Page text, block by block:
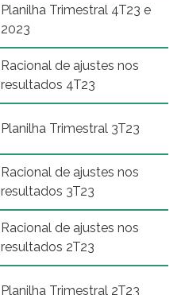
Planilha Trimestral 4T23 e
2023
Racional de ajustes nos
resultados 4T23
Planilha Trimestral 3T23
Racional de ajustes nos
resultados 3T23
Racional de ajustes nos
resultados 2T23
Planilha Trimestral 2T23